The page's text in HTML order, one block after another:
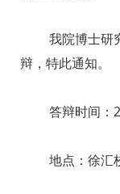
我院博士研究
辩，特此通知。
答辩时间：
地点：徐汇校